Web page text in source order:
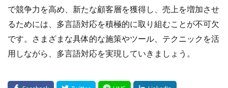
で競争力を高め、新たな顧客層を獲得し、売上を増加させ
るためには、多言語対応を積極的に取り組むことが不可欠
です。さまざまな具体的な施策やツール、テクニックを活
用しながら、多言語対応を実現していきましょう。